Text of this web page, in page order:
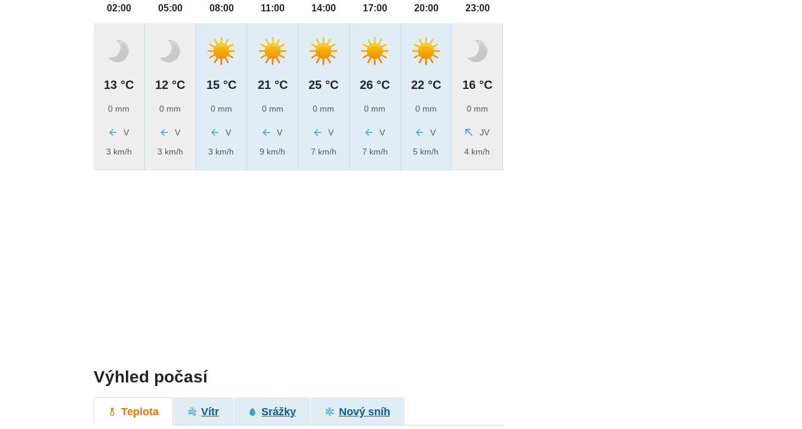
02:00
13 °C
0 mm
V
3 km/h
05:00
12 °C
0 mm
V
3 km/h
08:00
15 °C
0 mm
V
3 km/h
11:00
21 °C
0 mm
V
9 km/h
14:00
25 °C
0 mm
V
7 km/h
17:00
26 °C
0 mm
V
7 km/h
20:00
22 °C
0 mm
V
5 km/h
23:00
16 °C
0 mm
JV
4 km/h
Výhled počasí
Teplota Vítr Srážky Nový sníh